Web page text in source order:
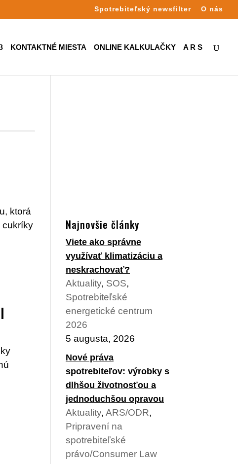
Spotrebiteľský newsfilter O nás
KONTAKTNÉ MIESTA ONLINE KALKULAČKY A R S
ktorá
cukríky
Najnovšie články
Viete ako správne
využívať klimatizáciu a
neskrachovať?
Aktuality, SOS,
Spotrebiteľské
energetické centrum
2026
5 augusta, 2026
Nové práva
spotrebiteľov: výrobky s
dlhšou životnosťou a
jednoduchšou opravou
Aktuality, ARS/ODR,
Pripravení na
spotrebiteľské
právo/Consumer Law